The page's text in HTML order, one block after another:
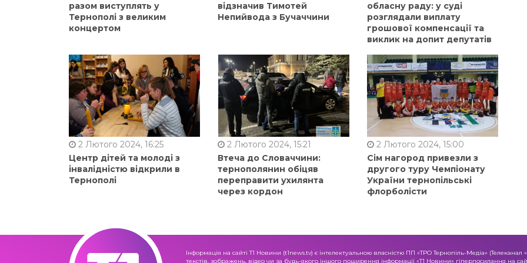
разом виступлять у
Тернополі з великим
концертом
відзначив Тимотей
Непийвода з Бучаччини
обласну раду: у суді
розглядали виплату
грошової компенсації та
виклик на допит депутатів
2 Лютого 2024, 16:25
Центр дітей та молоді з
інвалідністю відкрили в
Тернополі
2 Лютого 2024, 15:21
Втеча до Словаччини:
тернополянин обіцяв
переправити ухилянта
через кордон
2 Лютого 2024, 15:00
Сім нагород привезли з
другого туру Чемпіонату
України тернопільські
флорболісти
Інформація на сайті Т1 Новини (t1news.tv) є інтелектуальною власністю ПП «ТРО Тернопіль-Медіа» (Телеканал
текстів, зображень, відео чи за будь-якого іншого поширення інформації «Т1 Новини» гіперпосилання на